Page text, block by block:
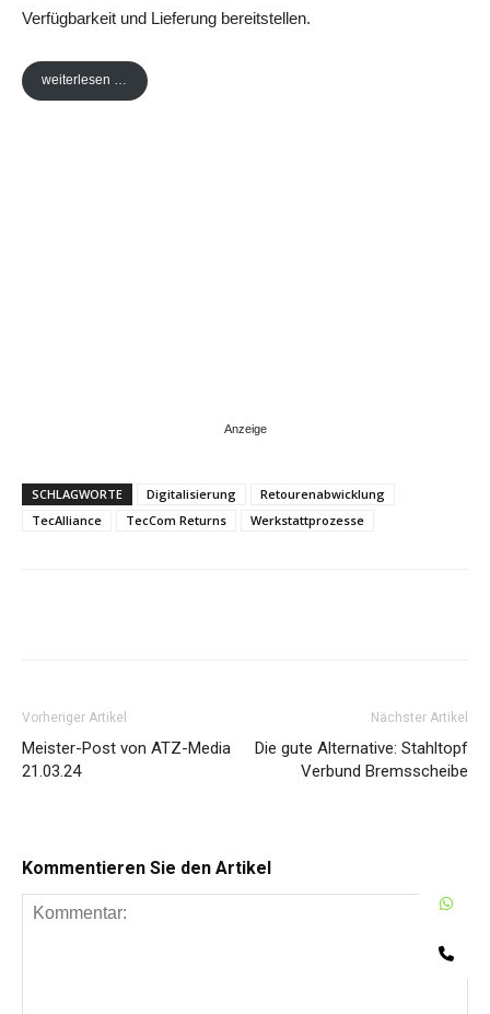
Verfügbarkeit und Lieferung bereitstellen.
weiterlesen …
SCHLAGWORTE Digitalisierung
Retourenabwicklung
TecAlliance
TecCom Returns Werkstattprozesse
Vorheriger Artikel
Meister-Post von ATZ-Media
21.03.24
Nächster Artikel
Die gute Alternative: Stahltopf
Verbund Bremsscheibe
Kommentieren Sie den Artikel